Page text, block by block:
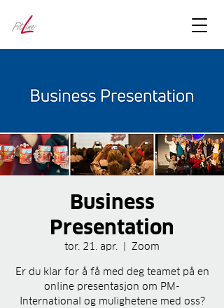
Business
Presentation
tor. 21. apr.
  |
Zoom
Er du klar for å få med deg teamet på en
online presentasjon om PM-
International og mulighetene med oss?